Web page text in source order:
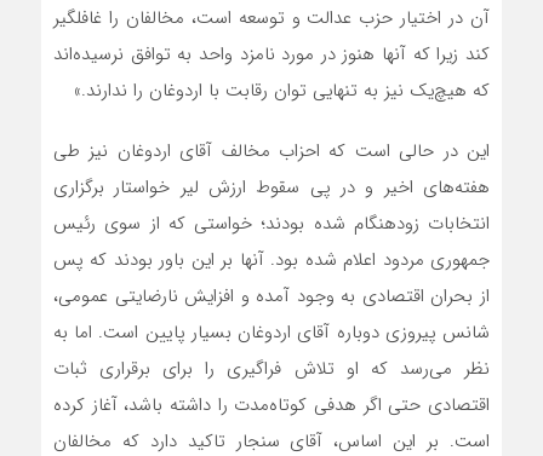
آن در اختیار حزب عدالت و توسعه است، مخالفان را غافلگیر
کند زیرا که آنها هنوز در مورد نامزد واحد به توافق نرسیده‌اند
که هیچ‌یک نیز به تنهایی توان رقابت با اردوغان را ندارند.»
این در حالی است که احزاب مخالف آقای اردوغان نیز طی
هفته‌های اخیر و در پی سقوط ارزش لیر خواستار برگزاری
انتخابات زودهنگام شده بودند؛ خواستی که از سوی رئیس
جمهوری مردود اعلام شده بود. آنها بر این باور بودند که پس
از بحران اقتصادی به وجود آمده و افزایش نارضایتی عمومی،
شانس پیروزی دوباره آقای اردوغان بسیار پایین است. اما به
نظر می‌رسد که او تلاش فراگیری را برای برقراری ثبات
اقتصادی حتی اگر هدفی کوتاه‌مدت را داشته باشد، آغاز کرده
است. بر این اساس، آقای سنجار تاکید دارد که مخالفان